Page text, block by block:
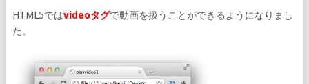
HTML5ではvideoタグで動画を扱うことができるようになりまし
た。